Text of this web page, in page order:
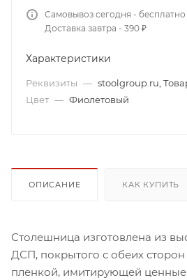
Самовывоз сегодня - бесплатно
Доставка завтра - 390 ₽
Характеристики
Реквизиты — stoolgroup.ru,
Цвет — Фиолетовый
ОПИСАНИЕ КАК КУПИТЬ
Столешница изготовлена из
ДСП, покрытого с обеих
пленкой, имитирующей